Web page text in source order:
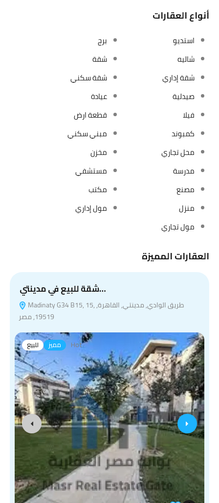
أنواع العقارات
استديو
برج
شاليه
شقة
شقة إداري
شقة سكني
صيدلية
عيادة
فيلا
قطعة ارض
كمبوند
مبني سكني
محل تجاري
مخزن
مدرسة
مستشفي
مصنع
مكتب
منزل
مول إداري
مول تجاري
العقارات المميزة
شقة للبيع في مدينتي…
Madinaty G34 B15, 15, طريق الوادي, مدينتي, القاهرة,
19519, مصر
للبيع مميز Hot